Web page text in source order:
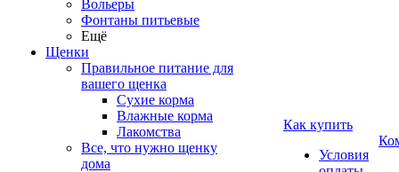
Вольеры
Фонтаны питьевые
Ещё
Щенки
Правильное питание для
вашего щенка
Сухие корма
Влажные корма
Лакомства
Все, что нужно щенку
дома
Как купить
Условия